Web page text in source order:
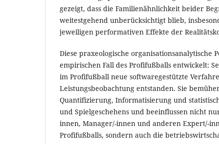
gezeigt, dass die Familienähnlichkeit beider
weitestgehend unberücksichtigt blieb,
jeweiligen performativen Effekte der
Diese praxeologische organisationsanalytische
empirischen Fall des Profifußballs entwickelt:
im Profifußball neue softwaregestützte
Leistungsbeobachtung entstanden. Sie
Quantifizierung, Informatisierung und
und Spielgeschehens und beeinflussen nicht
innen, Manager/-innen und anderen Expert/-
Profifußballs, sondern auch die